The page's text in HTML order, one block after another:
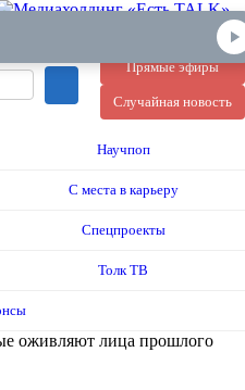
Прямые эфиры
Случайная новость
Научпоп
С места в карьеру
Спецпроекты
Толк ТВ
оживляют лица прошлого